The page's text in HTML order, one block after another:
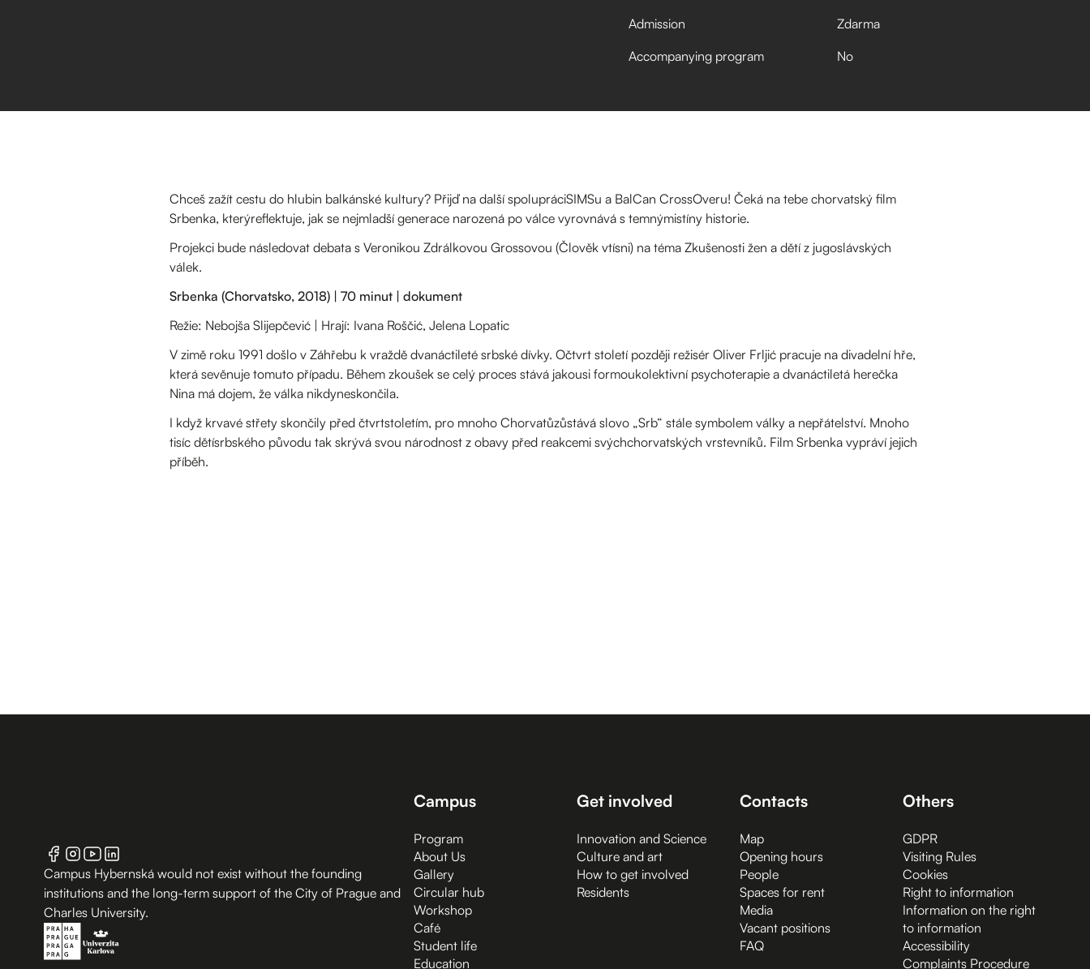
Admission
Zdarma
Accompanying program
No
Chceš zažít cestu do hlubin balkánské kultury? Přijď na další spolupráciSIMSu a BalCan CrossOveru! Čeká na tebe chorvatský film
Srbenka, kterýreflektuje, jak se nejmladší generace narozená po válce vyrovnává s temnýmistíny historie.
Projekci bude následovat debata s Veronikou Zdrálkovou Grossovou (Člověk vtísni) na téma Zkušenosti žen a dětí z jugoslávských
válek.
Srbenka (Chorvatsko, 2018) | 70 minut | dokument
Režie: Nebojša Slijepčević | Hrají: Ivana Roščić, Jelena Lopatic
V zimě roku 1991 došlo v Záhřebu k vraždě dvanáctileté srbské dívky. Očtvrt století později režisér Oliver Frljić pracuje na divadelní hře,
která sevěnuje tomuto případu. Během zkoušek se celý proces stává jakousi formoukolektivní psychoterapie a dvanáctiletá herečka
Nina má dojem, že válka nikdyneskončila.
I když krvavé střety skončily před čtvrtstoletím, pro mnoho Chorvatůzůstává slovo „Srb“ stále symbolem války a nepřátelství. Mnoho
tisíc dětísrbského původu tak skrývá svou národnost z obavy před reakcemi svýchchorvatských vrstevníků. Film Srbenka vypráví jejich
příběh.
Campus Hybernská would not exist without the founding
institutions and the long-term support of the City of Prague and
Charles University.
Campus
Program
About Us
Gallery
Circular hub
Workshop
Café
Student life
Education
Get involved
Innovation and Science
Culture and art
How to get involved
Residents
Contacts
Map
Opening hours
People
Spaces for rent
Media
Vacant positions
FAQ
Others
GDPR
Visiting Rules
Cookies
Right to information
Information on the right
to information
Accessibility
Complaints Procedure